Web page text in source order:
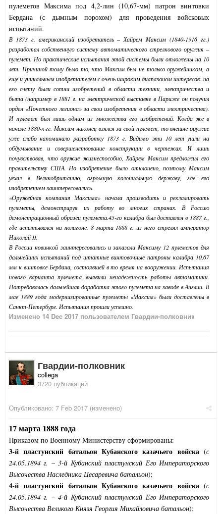
пулеметов Максима под 4,2-лин (10,67-мм) патрон винтовки
Бердана (с дымным порохом) для проведения войсковых
испытаний.
В 1873 г. американский изобретатель – Хайрем Максим (1840-1916 гг.)
разработал собственную систему автоматического стрелкового оружия –
пулемет. Но практические испытания этой системы были отложены на 10
лет. Причиной тому было то, что Максим был не только оружейником, а
еще и уникальным изобретателем с очень широким диапазоном интересов: на
его счету были сотни изобретений в области техники, электричества и
быта (например в 1881 г. на электрической выставке в Париже он получил
орден «Почетного легиона» за свои изобретения в области электричества).
И пулемет был лишь одним из множества его изобретений. Когда же в
начале 1880-х гг. Максим наконец взялся за свой пулемет, то внешне оружие
уже слабо напоминало разработку 1873 г. Видимо эти 10 лет ушли на
обдумывание и совершенствование конструкции в чертежах. И лишь
почувствовав, что оружие жизнеспособно, Хайрем Максим предложил его
правительству США. Но изобретение было отклонено, поэтому Максим
уехал в Великобританию, огромную колониальную державу, где его
изобретением заинтересовались.
«Оружейная компания Максима» начала производить и рекламировать
пулеметы, демонстрируя их работу во многих странах. В Россию
демонстрационный образец пулемета.45-го калибра был доставлен в 1887 г.,
где испытывался на полигоне. 8 марта 1888 г. из него стрелял император
Николай II.
В России новинкой заинтересовались и заказали Максиму 12 пулеметов для
дальнейших испытаний под штатные винтовочные патроны калибра 10,67
мм к винтовке Бердана, состоявшей в то время на вооружении. Испытания
нового варианта пулемета выявили ненадежность работы автоматики.
Потребовалась дальнейшая доработка этого пулемета на заводе в Англии. В
мае 1889 года модернизированные пулеметы «Максим» были доставлены в
Санкт-Петербург. Испытания прошли успешно.
Изменено 14 Dec 2017 пользователем Гвардии-полковник
Гвардии-полковник
collega
3720 публикаций
Опубликовано: 7 Feb 2017 (изменено)
17 марта 1888 года
Приказом по Военному Министерству сформированы:
3-й пластунский батальон Кубанского казачьего войска(с
24.05.1894 г. – 3-й Кубанский пластунский Его Императорского
Высочества Наследника Цесаревича батальон);
4-й пластунский батальон Кубанского казачьего войска(с
24.05.1894 г. – 4-й Кубанский пластунский Его Императорского
Высочества Великого Князя Георгия Михайловича батальон);